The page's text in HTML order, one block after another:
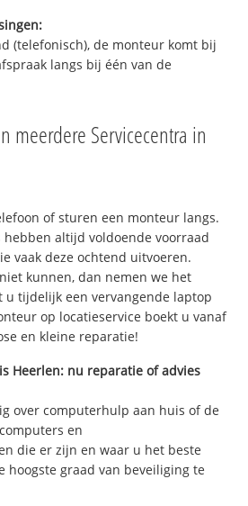
(telefonisch), de monteur komt bij
langs bij één van de
meerdere Servicecentra in
of sturen een monteur langs.
hebben altijd voldoende voorraad
vaak deze ochtend uitvoeren.
kunnen, dan nemen we het
u tijdelijk een vervangende laptop
op locatieservice boekt u vanaf
en kleine reparatie!
Heerlen: nu reparatie of advies
over computerhulp aan huis of de
en
die er zijn en waar u het beste
hoogste graad van beveiliging te